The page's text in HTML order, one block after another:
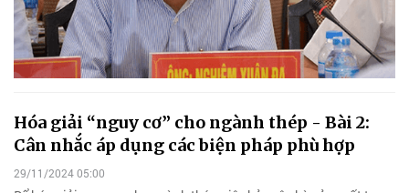
Hóa giải “nguy cơ” cho ngành thép - Bài 2:
Cân nhắc áp dụng các biện pháp phù hợp
29/11/2024 05:00